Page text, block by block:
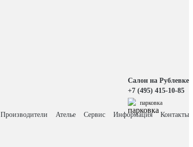
Салон на Рублевке
+7 (495) 415-10-85
парковка
Производители Ателье Сервис Информация Контакты